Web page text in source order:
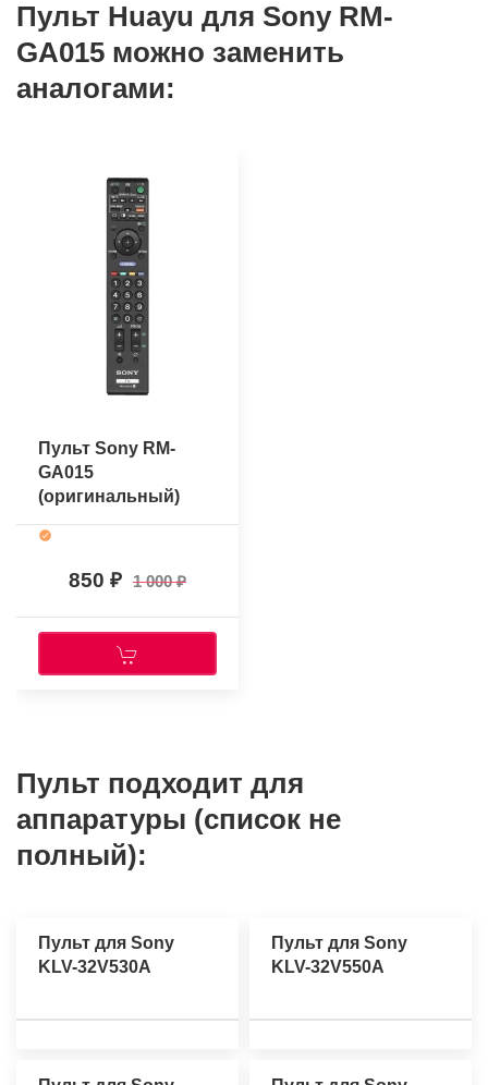
Пульт Huayu для Sony RM-
GA015 можно заменить
аналогами:
Пульт Sony RM-
GA015
(оригинальный)
850 1 000
Пульт подходит для
аппаратуры (список не
полный):
Пульт для Sony
KLV-32V530A
Пульт для Sony
KLV-32V550A